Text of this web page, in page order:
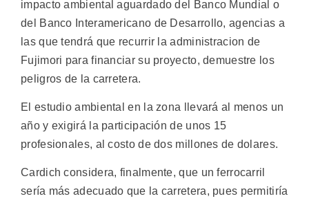
impacto ambiental aguardado del Banco Mundial o
del Banco Interamericano de Desarrollo, agencias a
las que tendrá que recurrir la administracion de
Fujimori para financiar su proyecto, demuestre los
peligros de la carretera.
El estudio ambiental en la zona llevará al menos un
año y exigirá la participación de unos 15
profesionales, al costo de dos millones de dolares.
Cardich considera, finalmente, que un ferrocarril
sería más adecuado que la carretera, pues permitiría